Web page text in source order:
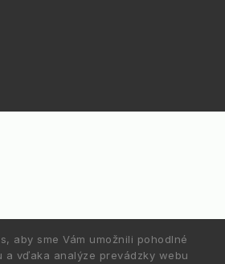
aby sme Vám umožnili pohodlné
a vďaka analýze prevádzky webu